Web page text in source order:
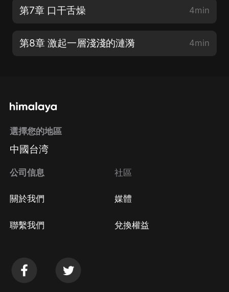
第7章 口干舌燥 4min
第8章 激起一層淺淺的漣漪 4min
選擇您的地區
中國台湾
公司信息
關於我們
聯繫我們
社區
媒體
兌換權益